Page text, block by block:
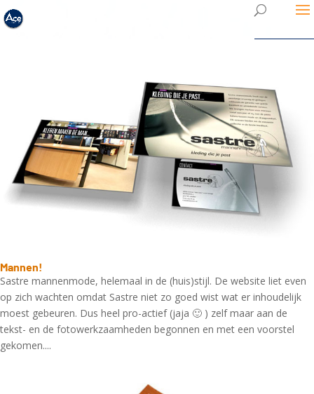
Mannen!
Sastre mannenmode, helemaal in de (huis)stijl. De website liet even
op zich wachten omdat Sastre niet zo goed wist wat er inhoudelijk
moest gebeuren. Dus heel pro-actief (jaja 🙂 ) zelf maar aan de
tekst- en de fotowerkzaamheden begonnen en met een voorstel
gekomen....